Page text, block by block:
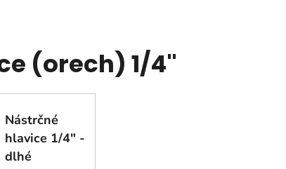
(orech) 1/4"
Nástrčné
hlavice 1/4" -
dlhé